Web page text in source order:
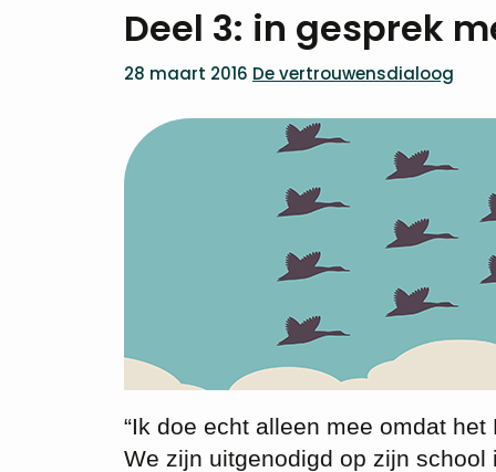
Deel 3: in gesprek
28 maart 2016 De vertrouwensdialoog
“Ik doe echt alleen mee omdat
We zijn uitgenodigd op zijn